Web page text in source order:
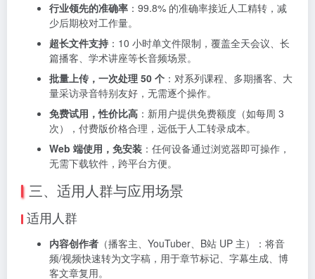
行业领先的准确率 ：99.8% 的准确率接近人工精转，减
少后期校对工作量。
超长文件支持 ：10 小时单文件限制，覆盖全天会议、长
篇播客、学术讲座等长音频场景。
批量上传，一次处理 50 个 ：对系列课程、多期播客、大
量采访录音特别友好，无需逐个操作。
免费试用，性价比高 ：新用户提供免费额度（如每周 3
次），付费版价格合理，远低于人工转录成本。
Web 端使用，免安装 ：任何设备通过浏览器即可操作，
无需下载软件，跨平台方便。
三、适用人群与应用场景
适用人群
内容创作者 （播客主、YouTuber、B站 UP 主）：将音
频/视频快速转为文字稿，用于章节标记、字幕生成、博
客文章复用。